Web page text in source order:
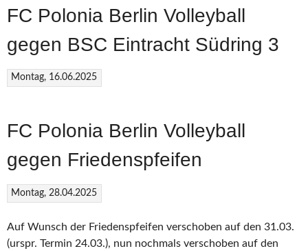
FC Polonia Berlin Volleyball
gegen BSC Eintracht Südring 3
Montag, 16.06.2025
FC Polonia Berlin Volleyball
gegen Friedenspfeifen
Montag, 28.04.2025
Auf Wunsch der Friedenspfeifen verschoben auf den 31.03.
(urspr. Termin 24.03.), nun nochmals verschoben auf den